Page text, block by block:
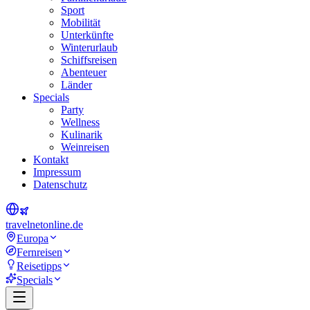
Sport
Mobilität
Unterkünfte
Winterurlaub
Schiffsreisen
Abenteuer
Länder
Specials
Party
Wellness
Kulinarik
Weinreisen
Kontakt
Impressum
Datenschutz
travelnetonline.de
Europa
Fernreisen
Reisetipps
Specials